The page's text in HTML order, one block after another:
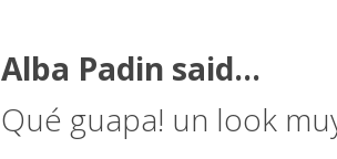
Alba Padin said...
Qué guapa! un look